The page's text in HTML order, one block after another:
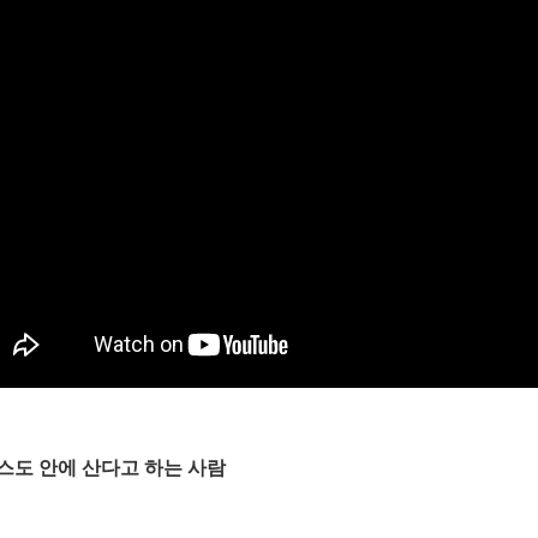
도 안에 산다고 하는 사람